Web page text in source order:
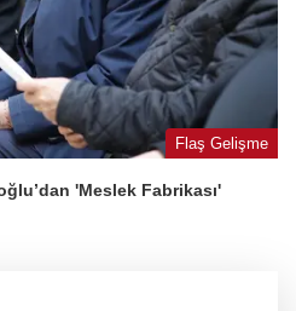
Flaş Gelişme
'Meslek Fabrikası'